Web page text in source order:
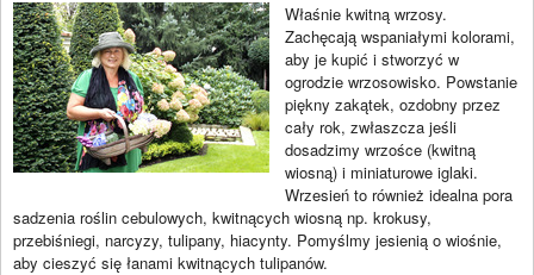
Właśnie kwitną wrzosy.
Zachęcają wspaniałymi kolorami,
aby je kupić i stworzyć w
ogrodzie wrzosowisko. Powstanie
piękny zakątek, ozdobny przez
cały rok, zwłaszcza jeśli
dosadzimy wrzośce (kwitną
wiosną) i miniaturowe iglaki.
Wrzesień to również idealna pora
sadzenia roślin cebulowych, kwitnących wiosną np. krokusy,
przebiśniegi, narcyzy, tulipany, hiacynty. Pomyślmy jesienią o wiośnie,
aby cieszyć się łanami kwitnących tulipanów.